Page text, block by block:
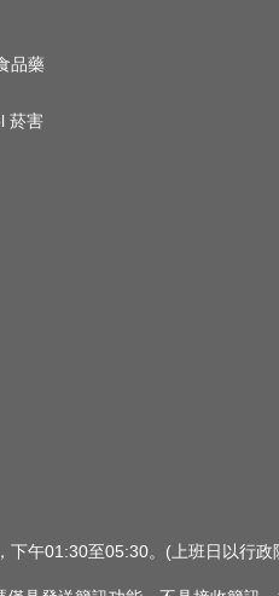
品藥
菸害
午01:30至05:30。(上班日以行政